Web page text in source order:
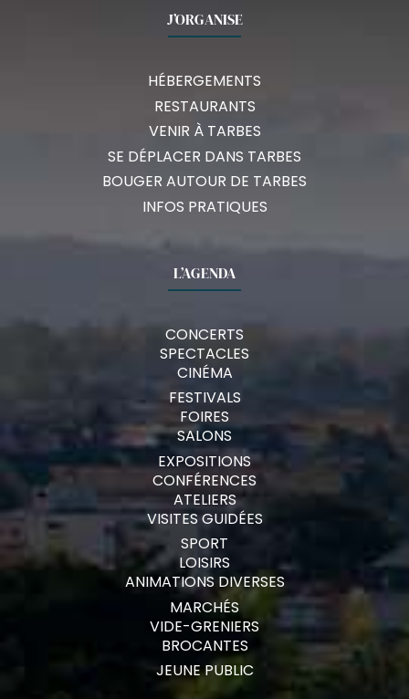
J’ORGANISE
HÉBERGEMENTS
RESTAURANTS
VENIR À TARBES
SE DÉPLACER DANS TARBES
BOUGER AUTOUR DE TARBES
INFOS PRATIQUES
L’AGENDA
CONCERTS
SPECTACLES
CINÉMA
FESTIVALS
FOIRES
SALONS
EXPOSITIONS
CONFÉRENCES
ATELIERS
VISITES GUIDÉES
SPORT
LOISIRS
ANIMATIONS DIVERSES
MARCHÉS
VIDE-GRENIERS
BROCANTES
JEUNE PUBLIC